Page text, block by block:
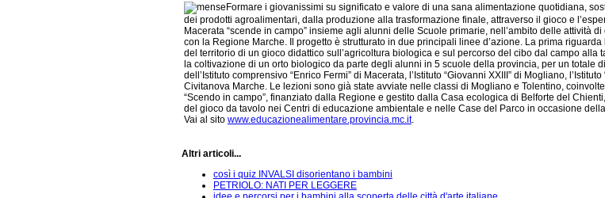
Formare i giovanissimi su significato e valore di una sana alimentazione quotidiana,
dei prodotti agroalimentari, dalla produzione alla trasformazione finale, attraverso il gioco e
Macerata “scende in campo” insieme agli alunni delle Scuole primarie, nell’ambito delle attività
con la Regione Marche.Il progetto è strutturato in due principali linee d’azione. La prima
del territorio di un gioco didattico sull’agricoltura biologica e sul percorso del cibo dal campo alla
la coltivazione di un orto biologico da parte degli alunni in 5 scuole della provincia, per un totale di
dell’Istituto comprensivo “Enrico Fermi” di Macerata, l’Istituto “Giovanni XXIII” di Mogliano, l’Istituto
Civitanova Marche. Le lezioni sono già state avviate nelle classi di Mogliano e Tolentino,
“Scendo in campo”, finanziato dalla Regione e gestito dalla Casa ecologica di Belforte del
del gioco da tavolo nei Centri di educazione ambientale e nelle Case del Parco in occasione
Vai al sito www.educazionealimentare.provincia.mc.it.
Altri articoli...
così i quiz INVALSI disorientano i bambini
PETRIOLO: NATI PER LEGGERE